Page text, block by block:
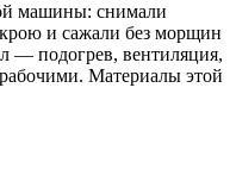
машины: снимали
и сажали без морщин
— подогрев, вентиляция,
Материалы этой